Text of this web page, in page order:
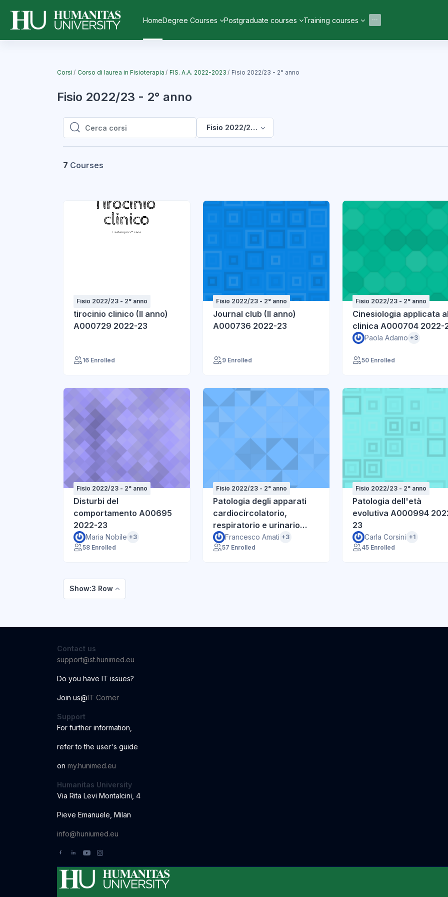
HomeDegree Courses Postgraduate courses Training courses
Corsi Corso di laurea in Fisioterapia FIS. A.A. 2022-2023 Fisio 2022/23 - 2° anno
Fisio 2022/23 - 2° anno
Cerca corsi
Cerca corsi
Fisio 2022/23 - 2° anno
7 Courses
Fisio 2022/23 - 2° anno
tirocinio clinico (II anno)
A000729 2022-23
16 Enrolled
Fisio 2022/23 - 2° anno
Journal club (II anno)
A000736 2022-23
9 Enrolled
Fisio 2022/23 - 2° anno
Cinesiologia applicata
clinica A000704 2022-
Paola Adamo +3
50 Enrolled
Fisio 2022/23 - 2° anno
Disturbi del
comportamento A00695
2022-23
Maria Nobile +3
58 Enrolled
Fisio 2022/23 - 2° anno
Patologia degli apparati
cardiocircolatorio,
respiratorio e urinario
A000691 2022-23
Francesco Amati +3
57 Enrolled
Fisio 2022/23 - 2° anno
Patologia dell'età
evolutiva A000994
23
Carla Corsini +1
45 Enrolled
Show:3 Row
Contact us
support@st.hunimed.eu
Do you have IT issues?
Join us@IT Corner
Support
For further information
refer to the user's guide
on my.hunimed.eu
Humanitas University
Via Rita Levi Montalcini, 4
Pieve Emanuele, Milan
info@huniumed.eu